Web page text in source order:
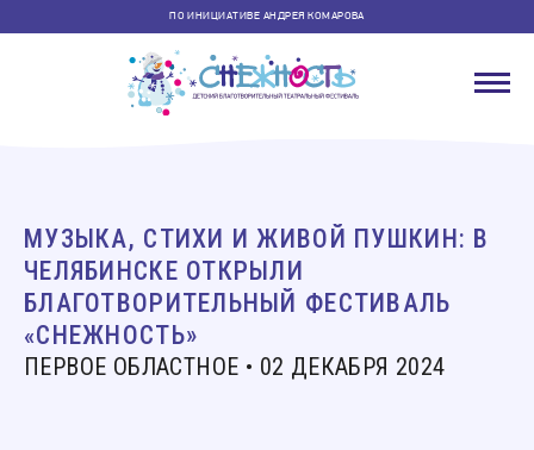
ПО ИНИЦИАТИВЕ АНДРЕЯ КОМАРОВА
МУЗЫКА, СТИХИ И ЖИВОЙ ПУШКИН: В
ЧЕЛЯБИНСКЕ ОТКРЫЛИ
БЛАГОТВОРИТЕЛЬНЫЙ ФЕСТИВАЛЬ
«СНЕЖНОСТЬ»
ПЕРВОЕ ОБЛАСТНОЕ • 02 ДЕКАБРЯ 2024